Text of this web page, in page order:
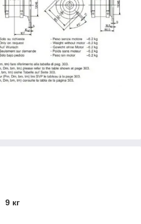
9 кг